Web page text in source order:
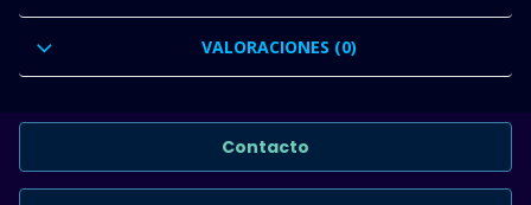
VALORACIONES (0)
Contacto